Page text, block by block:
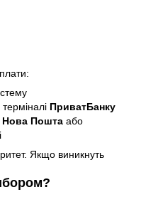
терміналі ПриватБанку
Нова Пошта або
Якщо виникнуть